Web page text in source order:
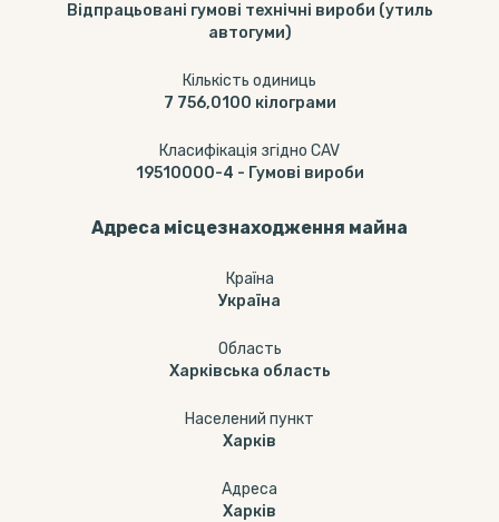
Відпрацьовані гумові технічні вироби (утиль
автогуми)
Кількість одиниць
7 756,0100 кілограми
Класифікація згідно CAV
19510000-4 - Гумові вироби
Адреса місцезнаходження майна
Країна
Україна
Область
Харківська область
Населений пункт
Харків
Адреса
Харків